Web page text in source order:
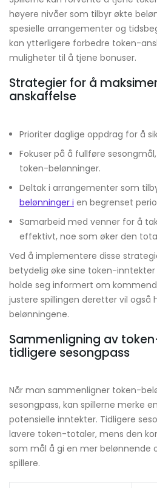
høyere nivåer som tilbyr økte
spesielle arrangementer og
kan ytterligere forbedre token-
muligheter til å tjene bonuser.
Strategier for å
anskaffelse
Prioriter daglige oppdrag for å
Fokuser på å fullføre
token-belønninger.
Deltak i arrangementer som
belønninger i en begrenset
Samarbeid med venner for å
effektivt, noe som øker den
Ved å implementere disse
betydelig øke sine token-
holde seg informert om
justere spillingen deretter vil også
belønningene.
Sammenligning av
tidligere sesongpass
Når man sammenligner token-
sesongpass, kan spillerne merke
potensielle inntekter. Tidligere
lavere token-totaler, mens den
som mål å gi en mer belønnende
spillere.